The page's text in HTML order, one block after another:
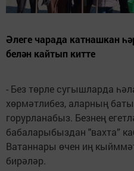
Әлеге чарада катнашкан
белән кайтып китте
- Без төрле сугышларда
хөрмәтлибез, аларның
горурланабыз. Безнең
бабаларыбыздан "вахта”
Ватаннары өчен иң
бирәләр.